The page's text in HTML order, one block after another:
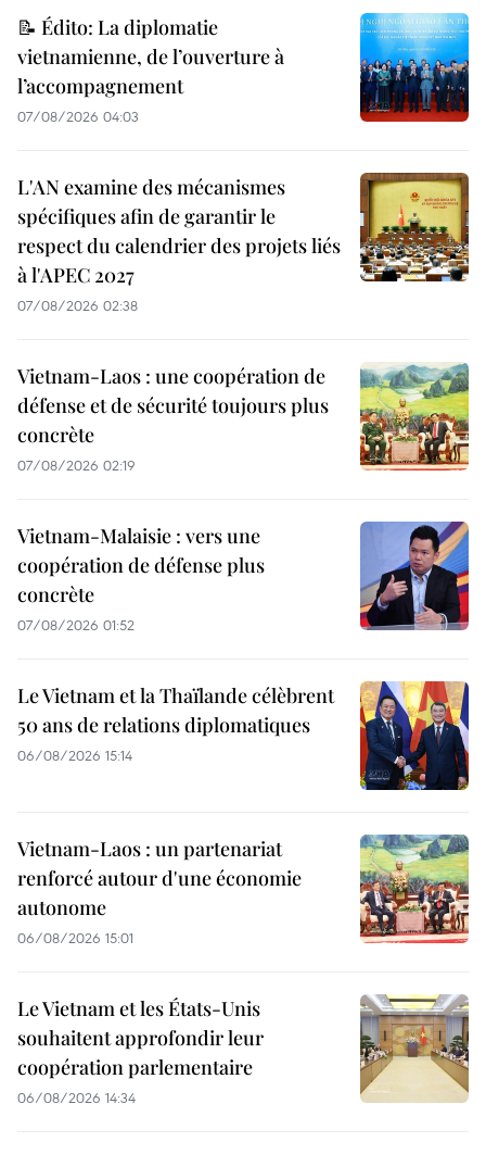
📝 Édito: La diplomatie
vietnamienne, de l’ouverture à
l’accompagnement
07/08/2026 04:03
L'AN examine des mécanismes
spécifiques afin de garantir le
respect du calendrier des projets liés
à l'APEC 2027
07/08/2026 02:38
Vietnam-Laos : une coopération de
défense et de sécurité toujours plus
concrète
07/08/2026 02:19
Vietnam-Malaisie : vers une
coopération de défense plus
concrète
07/08/2026 01:52
Le Vietnam et la Thaïlande célèbrent
50 ans de relations diplomatiques
06/08/2026 15:14
Vietnam-Laos : un partenariat
renforcé autour d'une économie
autonome
06/08/2026 15:01
Le Vietnam et les États-Unis
souhaitent approfondir leur
coopération parlementaire
06/08/2026 14:34